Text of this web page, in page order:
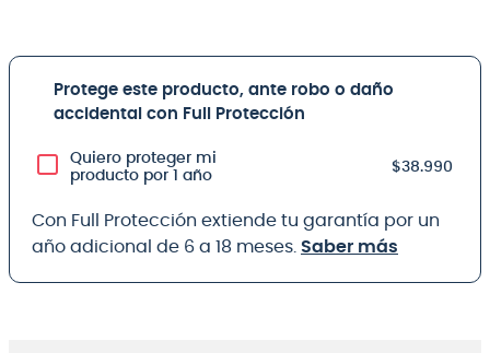
Protege este producto, ante robo o daño
accidental con Full Protección
Quiero proteger mi
producto por 1 año
$38.990
Con Full Protección extiende tu garantía por un
año adicional de 6 a 18 meses. Saber más